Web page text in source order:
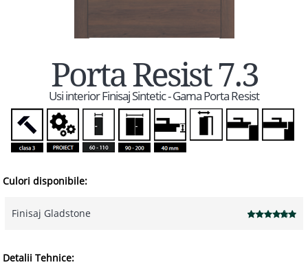
Porta Resist 7.3
Usi interior Finisaj Sintetic - Gama Porta Resist
Culori disponibile:
Finisaj Gladstone
Detalii Tehnice: